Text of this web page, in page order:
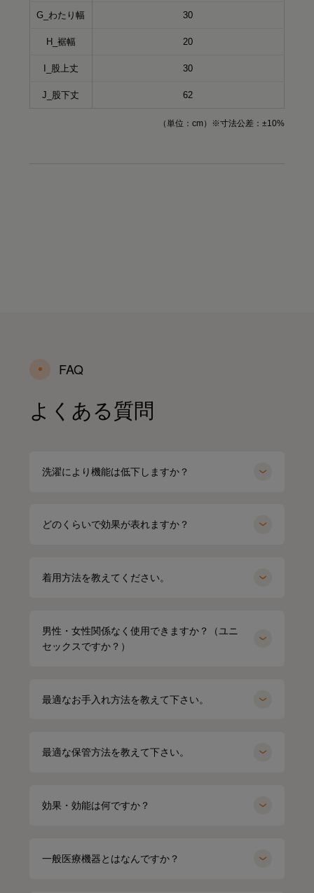
G_わたり幅 30
H_裾幅 20
I_股上丈 30
J_股下丈 62
（単位：cm）※寸法公差：±10%
FAQ
よくある質問
洗濯により機能は低下しますか？
どのくらいで効果が表れますか？
着用方法を教えてください。
男性・女性関係なく使用できますか？（ユニ
セックスですか？）
最適なお手入れ方法を教えて下さい。
最適な保管方法を教えて下さい。
効果・効能は何ですか？
一般医療機器とはなんですか？